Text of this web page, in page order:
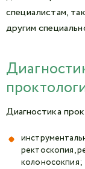
специалистам,
другим
Диагностика
ректоскопия,
колоносокпия;